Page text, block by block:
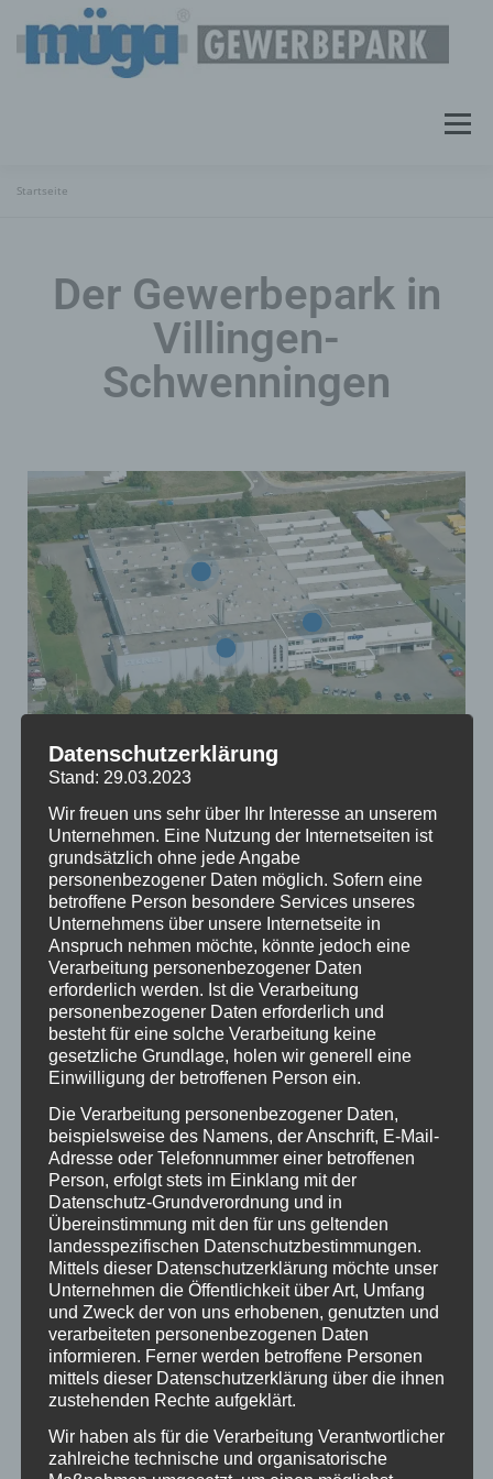
Menü
MIETER KONTAKT
Startseite
Der Gewerbepark in
Villingen-
Schwenningen
qm Industrie- & Gewerbefläche
18.000
Mieter
44
qm Bürofläche
2.500
Der müga Gewerbepark befindet sich in Villingen-Schwenningen,
dem Oberzentrum der Region Schwarzwald-Baar-Heuberg. Die müga
Gewerbepark GmbH vermietet hier in repräsentativen
Räumlichkeiten Industrie-, Gewerbe- und Büroflächen an
Unternehmen aus allen Branchen.
günstig: Sowohl die Autobahn A81, als auch die Innenstadt, sind in
wenigen Minuten erreichbar. Direkt am Gewerbepark befindet sich
Datenschutzerklärung
Stand: 29.03.2023
Wir freuen uns sehr über Ihr Interesse an unserem
Unternehmen. Eine Nutzung der Internetseiten ist
grundsätzlich ohne jede Angabe
personenbezogener Daten möglich. Sofern eine
betroffene Person besondere Services unseres
Unternehmens über unsere Internetseite in
Anspruch nehmen möchte, könnte jedoch eine
Verarbeitung personenbezogener Daten
erforderlich werden. Ist die Verarbeitung
personenbezogener Daten erforderlich und
besteht für eine solche Verarbeitung keine
gesetzliche Grundlage, holen wir generell eine
Einwilligung der betroffenen Person ein.
Die Verarbeitung personenbezogener Daten,
beispielsweise des Namens, der Anschrift, E-Mail-
Adresse oder Telefonnummer einer betroffenen
Person, erfolgt stets im Einklang mit der
Datenschutz-Grundverordnung und in
Übereinstimmung mit den für uns geltenden
landesspezifischen Datenschutzbestimmungen.
Mittels dieser Datenschutzerklärung möchte unser
Unternehmen die Öffentlichkeit über Art, Umfang
und Zweck der von uns erhobenen, genutzten und
verarbeiteten personenbezogenen Daten
informieren. Ferner werden betroffene Personen
mittels dieser Datenschutzerklärung über die ihnen
zustehenden Rechte aufgeklärt.
Wir haben als für die Verarbeitung Verantwortlicher
zahlreiche technische und organisatorische